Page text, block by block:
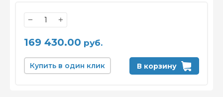
− +
169 430.00 руб.
В корзину
Купить в один клик